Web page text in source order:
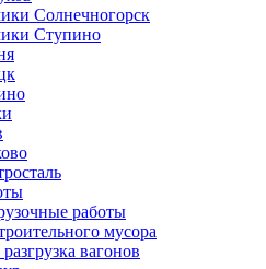
Солнечногорск
Ступино
работы
мусора
вагонов